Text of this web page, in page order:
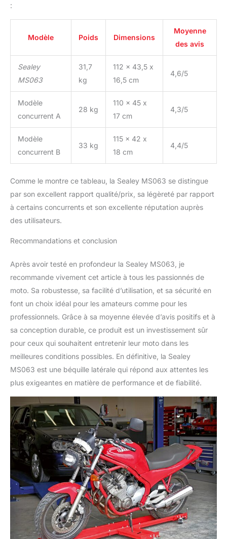
:
Modèle Poids Dimensions
Moyenne
des avis
Sealey
MS063
31,7
kg
112 x 43,5 x
16,5 cm
4,6/5
Modèle
concurrent A
28 kg
110 x 45 x
17 cm
4,3/5
Modèle
concurrent B
33 kg
115 x 42 x
18 cm
4,4/5
Comme le montre ce tableau, la Sealey MS063 se distingue
par son excellent rapport qualité/prix, sa légèreté par rapport
à certains concurrents et son excellente réputation auprès
des utilisateurs.
Recommandations et conclusion
Après avoir testé en profondeur la Sealey MS063, je
recommande vivement cet article à tous les passionnés de
moto. Sa robustesse, sa facilité d’utilisation, et sa sécurité en
font un choix idéal pour les amateurs comme pour les
professionnels. Grâce à sa moyenne élevée d’avis positifs et à
sa conception durable, ce produit est un investissement sûr
pour ceux qui souhaitent entretenir leur moto dans les
meilleures conditions possibles. En définitive, la Sealey
MS063 est une béquille latérale qui répond aux attentes les
plus exigeantes en matière de performance et de fiabilité.